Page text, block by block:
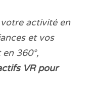
votre activité en
et vos
360°,
VR pour